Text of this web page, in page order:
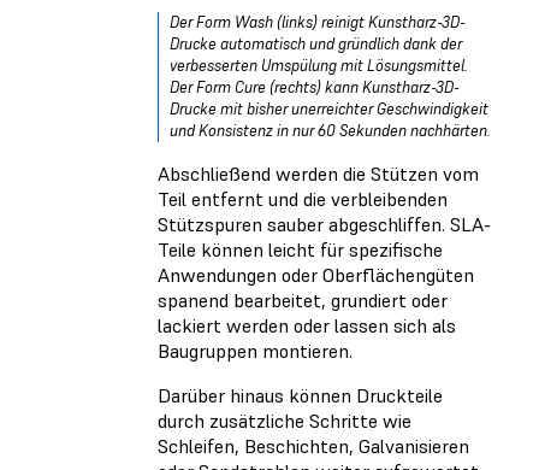
Der Form Wash (links) reinigt Kunstharz-3D-
Drucke automatisch und gründlich dank der
verbesserten Umspülung mit Lösungsmittel.
Der Form Cure (rechts) kann Kunstharz-3D-
Drucke mit bisher unerreichter Geschwindigkeit
und Konsistenz in nur 60 Sekunden nachhärten.
Abschließend werden die Stützen vom
Teil entfernt und die verbleibenden
Stützspuren sauber abgeschliffen. SLA-
Teile können leicht für spezifische
Anwendungen oder Oberflächengüten
spanend bearbeitet, grundiert oder
lackiert werden oder lassen sich als
Baugruppen montieren.
Darüber hinaus können Druckteile
durch zusätzliche Schritte wie
Schleifen, Beschichten, Galvanisieren